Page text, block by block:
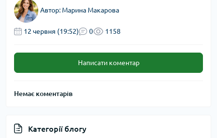
Автор: Марина Макарова
12 червня (19:52) 0 1158
Написати коментар
Немає коментарів
Категорії блогу